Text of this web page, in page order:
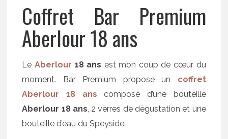
Coffret Bar Premium
Aberlour 18 ans
LeAberlour 18 ans est mon coup de cœur du
moment. Bar Premium propose un coffret
Aberlour 18 ans composé d’une bouteille
Aberlour 18 ans, 2 verres de dégustation et une
bouteille d’eau du Speyside.